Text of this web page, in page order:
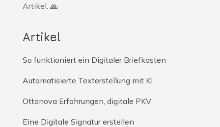
Artikel. 🙏
Artikel
So funktioniert ein Digitaler Briefkasten
Automatisierte Texterstellung mit KI
Ottonova Erfahrungen, digitale PKV
Eine Digitale Signatur erstellen